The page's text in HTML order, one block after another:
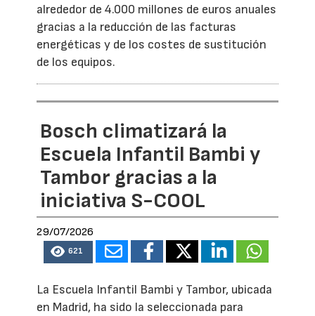
alrededor de 4.000 millones de euros anuales
gracias a la reducción de las facturas
energéticas y de los costes de sustitución
de los equipos.
Bosch climatizará la
Escuela Infantil Bambi y
Tambor gracias a la
iniciativa S-COOL
29/07/2026
621
La Escuela Infantil Bambi y Tambor, ubicada
en Madrid, ha sido la seleccionada para